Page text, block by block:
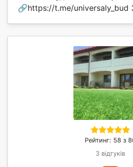
🔗https://t.me/universaly_bud
Рейтинг: 58 з
3 відгуків